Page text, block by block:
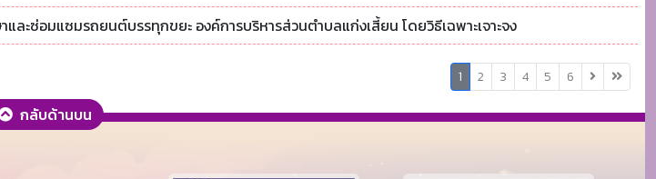
ละซ่อมแซมรถยนต์บรรทุกขยะ องค์การบริหารส่วนตำบลแก่งเสี้ยน โดยวิธีเฉพาะเจาะจง
1
c
u
2 3 4 5 6
กลับด้านบน